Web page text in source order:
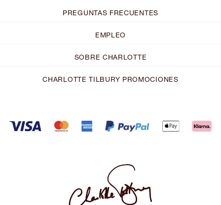
PREGUNTAS FRECUENTES
EMPLEO
SOBRE CHARLOTTE
CHARLOTTE TILBURY PROMOCIONES